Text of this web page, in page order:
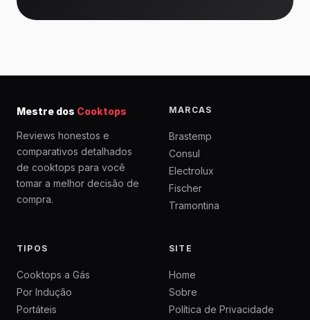
Mestre dos Cooktops
Reviews honestos e
comparativos detalhados
de cooktops para você
tomar a melhor decisão de
compra.
MARCAS
Brastemp
Consul
Electrolux
Fischer
Tramontina
TIPOS
Cooktops a Gás
Por Indução
Portáteis
SITE
Home
Sobre
Política de Privacidade